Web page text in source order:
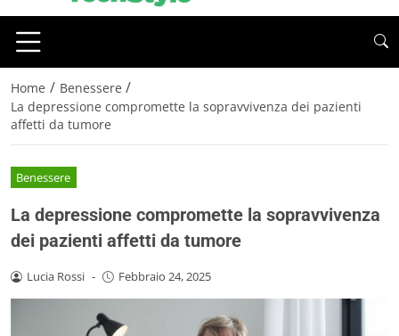
Home / Benessere /
La depressione compromette la sopravvivenza dei pazienti
affetti da tumore
Benessere
La depressione compromette la sopravvivenza
dei pazienti affetti da tumore
Lucia Rossi - Febbraio 24, 2025